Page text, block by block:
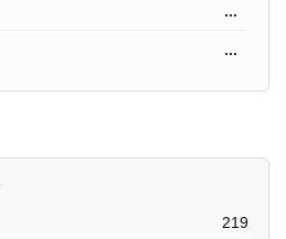
...
...
219